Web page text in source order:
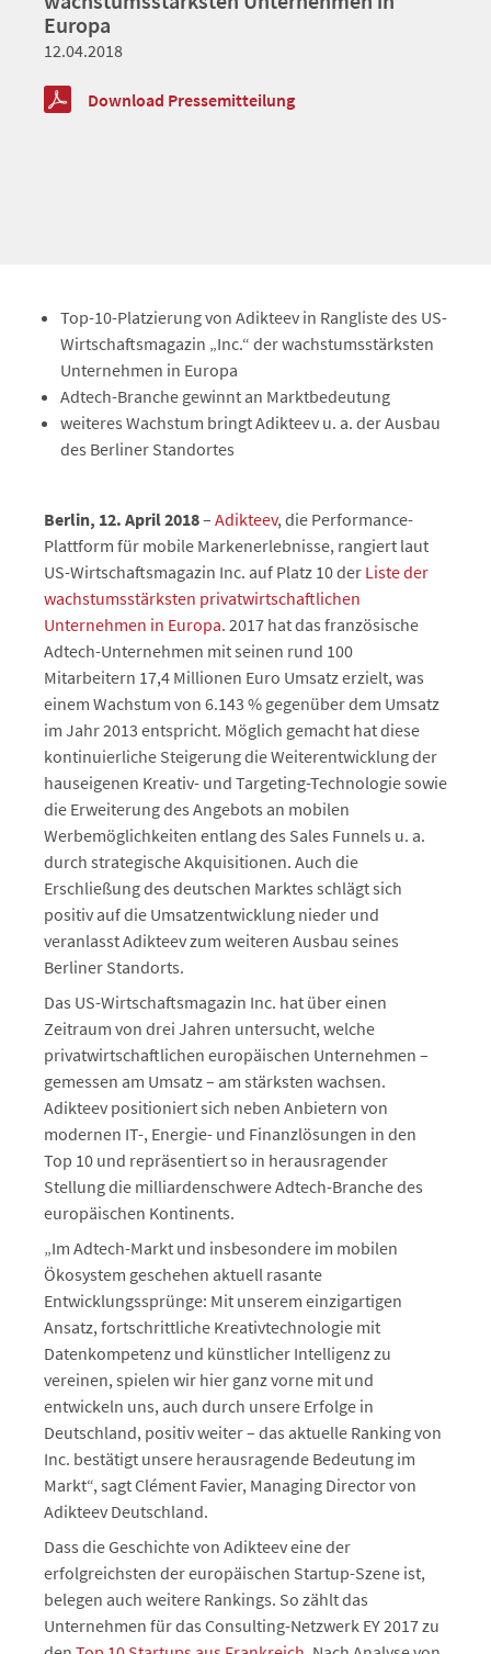
Europa
12.04.2018
Download Pressemitteilung
Top-10-Platzierung von Adikteev in Rangliste des US-
Wirtschaftsmagazin „Inc.“ der wachstumsstärksten
Unternehmen in Europa
Adtech-Branche gewinnt an Marktbedeutung
weiteres Wachstum bringt Adikteev u. a. der Ausbau
des Berliner Standortes
Berlin, 12. April 2018– Adikteev, die Performance-
Plattform für mobile Markenerlebnisse, rangiert laut
US-Wirtschaftsmagazin Inc. auf Platz 10 der Liste der
wachstumsstärksten privatwirtschaftlichen
Unternehmen in Europa. 2017 hat das französische
Adtech-Unternehmen mit seinen rund 100
Mitarbeitern 17,4 Millionen Euro Umsatz erzielt, was
einem Wachstum von 6.143 % gegenüber dem Umsatz
im Jahr 2013 entspricht. Möglich gemacht hat diese
kontinuierliche Steigerung die Weiterentwicklung der
hauseigenen Kreativ- und Targeting-Technologie sowie
die Erweiterung des Angebots an mobilen
Werbemöglichkeiten entlang des Sales Funnels u. a.
durch strategische Akquisitionen. Auch die
Erschließung des deutschen Marktes schlägt sich
positiv auf die Umsatzentwicklung nieder und
veranlasst Adikteev zum weiteren Ausbau seines
Berliner Standorts.
Das US-Wirtschaftsmagazin Inc. hat über einen
Zeitraum von drei Jahren untersucht, welche
privatwirtschaftlichen europäischen Unternehmen –
gemessen am Umsatz – am stärksten wachsen.
Adikteev positioniert sich neben Anbietern von
modernen IT-, Energie- und Finanzlösungen in den
Top 10 und repräsentiert so in herausragender
Stellung die milliardenschwere Adtech-Branche des
europäischen Kontinents.
„Im Adtech-Markt und insbesondere im mobilen
Ökosystem geschehen aktuell rasante
Entwicklungssprünge: Mit unserem einzigartigen
Ansatz, fortschrittliche Kreativtechnologie mit
Datenkompetenz und künstlicher Intelligenz zu
vereinen, spielen wir hier ganz vorne mit und
entwickeln uns, auch durch unsere Erfolge in
Deutschland, positiv weiter – das aktuelle Ranking von
Inc. bestätigt unsere herausragende Bedeutung im
Markt“, sagt Clément Favier, Managing Director von
Adikteev Deutschland.
Dass die Geschichte von Adikteev eine der
erfolgreichsten der europäischen Startup-Szene ist,
belegen auch weitere Rankings. So zählt das
Unternehmen für das Consulting-Netzwerk EY 2017 zu